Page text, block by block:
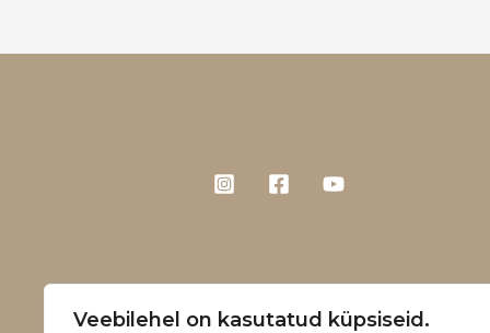
Veebilehel on kasutatud küpsiseid.